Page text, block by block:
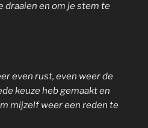
draaien en om je stem te
even rust, even weer de
keuze heb gemaakt en
mijzelf weer een reden te